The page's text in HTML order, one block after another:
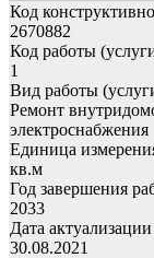
Код
2670882
Код работы
1
Вид работы
Ремонт
электроснабжения
Единица
кв.м
Год завершения
2033
Дата
30.08.2021